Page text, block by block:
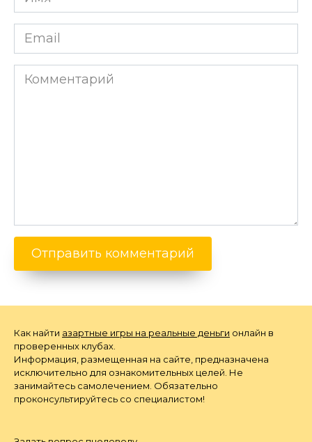
*
Email
*
Комментарий
Как найти азартные игры на реальные деньги онлайн в
проверенных клубах.
Информация, размещенная на сайте, предназначена
исключительно для ознакомительных целей. Не
занимайтесь самолечением. Обязательно
проконсультируйтесь со специалистом!